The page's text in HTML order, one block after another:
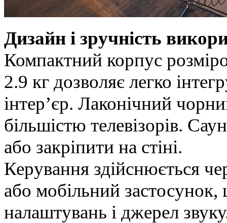
Дизайн і зручність
Компактний корпус
2.9 кг дозволяє легко
інтер’єр. Лаконічний
більшістю телевізорів.
або закріпити на стіні.
Керування здійснюється
або мобільний
налаштувань і джерел